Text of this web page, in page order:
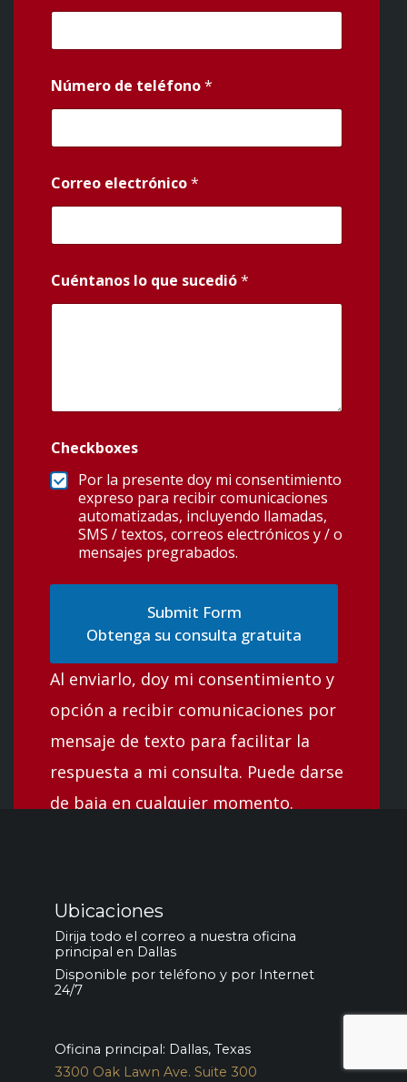
Número de teléfono*
Correo electrónico*
Cuéntanos lo que sucedió*
Checkboxes
Por la presente doy mi consentimiento
expreso para recibir comunicaciones
automatizadas, incluyendo llamadas,
SMS / textos, correos electrónicos y / o
mensajes pregrabados.
Obtenga su consulta gratuita
Al enviarlo, doy mi consentimiento y
opción a recibir comunicaciones por
mensaje de texto para facilitar la
respuesta a mi consulta. Puede darse
de baja en cualquier momento.
Ubicaciones
Dirija todo el correo a nuestra oficina
principal en Dallas
Disponible por teléfono y por Internet
24/7
Oficina principal: Dallas, Texas
3300 Oak Lawn Ave. Suite 300